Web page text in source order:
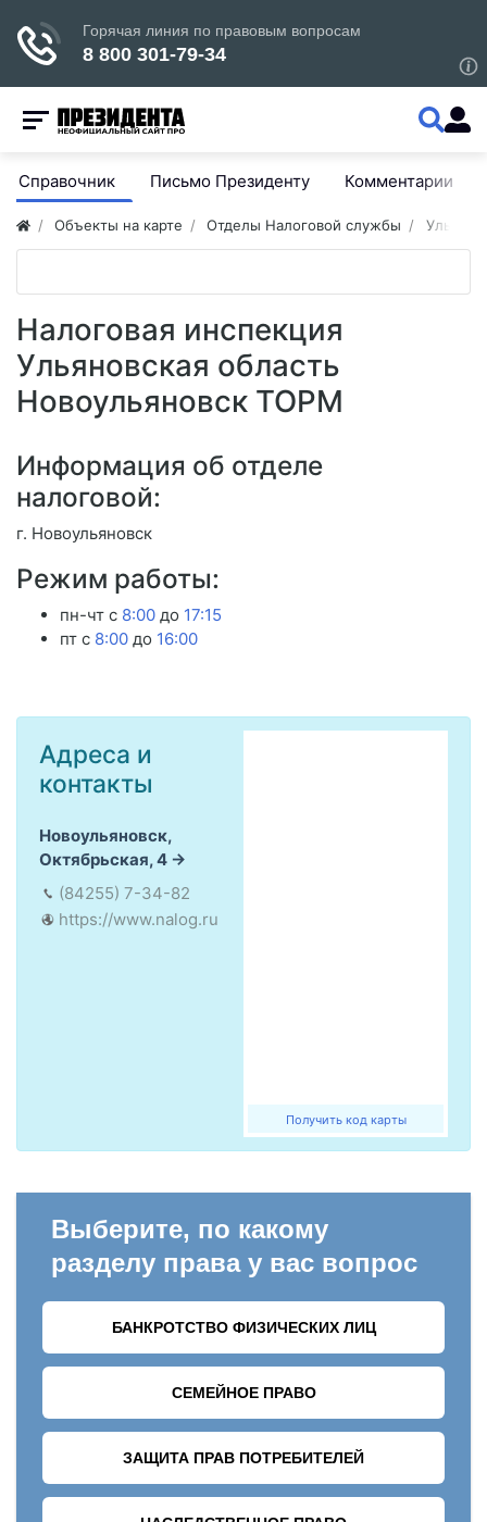
Справочник Письмо Президенту Комментарии
Объекты на карте Отделы Налоговой службы
Налоговая инспекция
Ульяновская область
Новоульяновск ТОРМ
Информация об отделе
налоговой:
г. Новоульяновск
Режим работы:
пн-чт с 8:00 до 17:15
пт с 8:00 до 16:00
Получить код карты
Адреса и
контакты
Новоульяновск,
Октябрьская, 4
(84255) 7-34-82
https://www.nalog.ru